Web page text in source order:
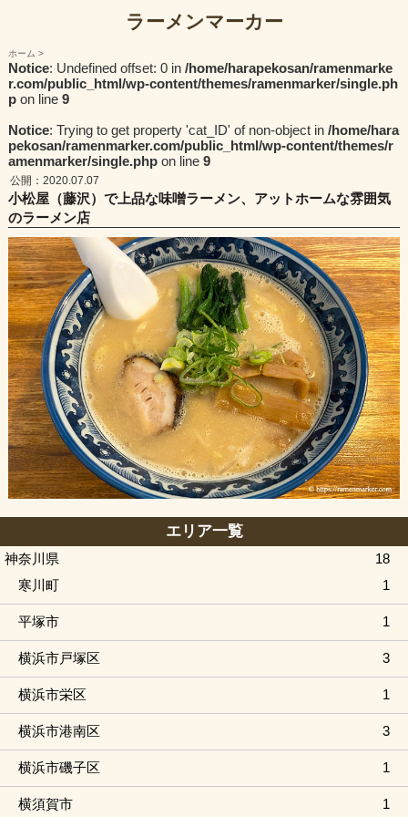
ラーメンマーカー
ホーム
Notice: Undefined offset: 0 in /home/harapekosan/ramenmarke
r.com/public_html/wp-content/themes/ramenmarker/single.ph
pon line 9
Notice: Trying to get property 'cat_ID' of non-object in /home/hara
pekosan/ramenmarker.com/public_html/wp-content/themes/r
amenmarker/single.phpon line 9
公開：2020.07.07
小松屋（藤沢）で上品な味噌ラーメン、アットホームな雰囲気
のラーメン店
エリア一覧
神奈川県
18
寒川町
1
平塚市 1
横浜市戸塚区 3
横浜市栄区 1
横浜市港南区 3
横浜市磯子区 1
横須賀市 1